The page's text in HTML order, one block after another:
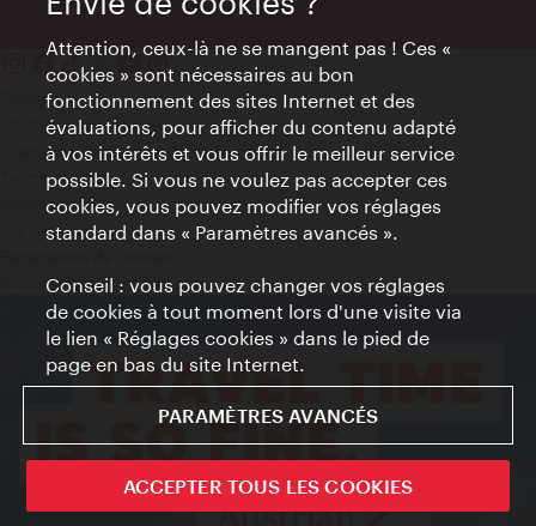
Contact
Mentions obligatoires
Charte sur le respect de la vie privée
Terms of Use
Accessibilité
Contact presse
© Copyright WienTourismus
Attention, ceux-là ne se mangent pas ! Ces «
cookies » sont nécessaires au bon
fonctionnement des sites Internet et des
évaluations, pour afficher du contenu adapté
à vos intérêts et vous offrir le meilleur service
possible. Si vous ne voulez pas accepter ces
cookies, vous pouvez modifier vos réglages
standard dans « Paramètres avancés ».
Conseil : vous pouvez changer vos réglages
de cookies à tout moment lors d'une visite via
le lien « Réglages cookies » dans le pied de
page en bas du site Internet.
PARAMÈTRES AVANCÉS
ACCEPTER TOUS LES COOKIES